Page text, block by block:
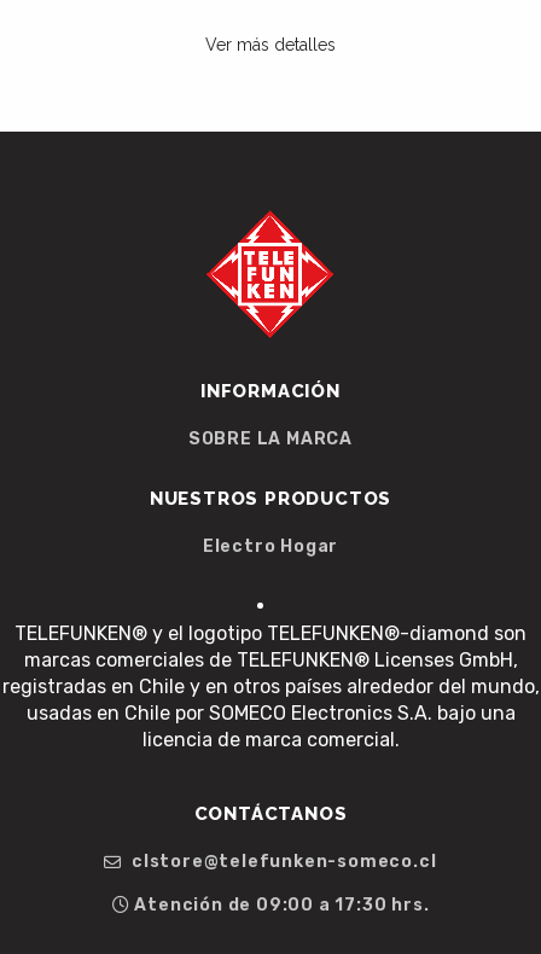
Ver más detalles
INFORMACIÓN
SOBRE LA MARCA
NUESTROS PRODUCTOS
Electro Hogar
TELEFUNKEN® y el logotipo TELEFUNKEN®-diamond son
marcas comerciales de TELEFUNKEN® Licenses GmbH,
registradas en Chile y en otros países alrededor del mundo,
usadas en Chile por SOMECO Electronics S.A. bajo una
licencia de marca comercial.
CONTÁCTANOS
clstore@telefunken-someco.cl
Atención de 09:00 a 17:30 hrs.